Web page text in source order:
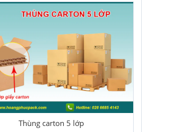
Thùng carton 5 lớp